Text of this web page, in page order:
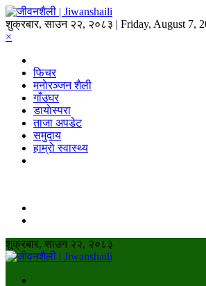
शुक्रबार, साउन २२, २०८३ | Friday, August 7,
×
फिचर
मनाेरञ्जन शैली
गाँउघर
डायाेस्परा
ताजा अपडेट
समुदाय
हाम्राे स्वास्थ्य
शुक्रबार, साउन २२, २०८३